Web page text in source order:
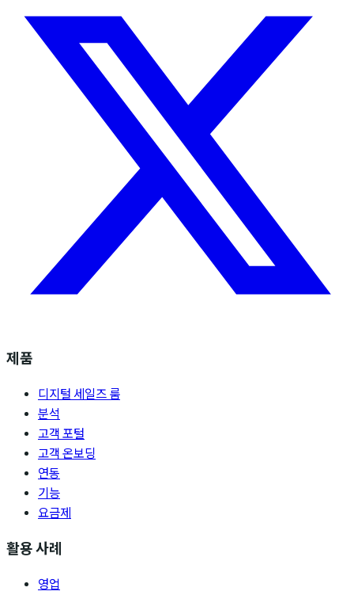
제품
디지털 세일즈 룸
분석
고객 포털
고객 온보딩
연동
기능
요금제
활용 사례
영업